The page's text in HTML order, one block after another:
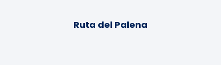
Ruta del Palena